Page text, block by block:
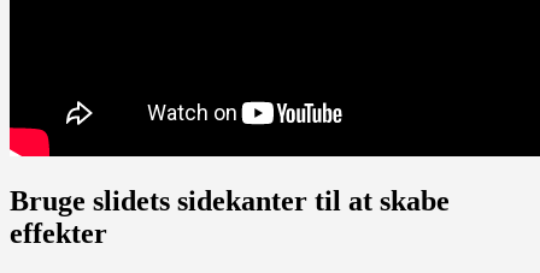
Bruge slidets sidekanter til at skabe
effekter